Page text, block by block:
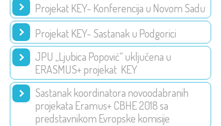
Projekat KEY- Konferencija u Novom Sadu
Projekat KEY- Sastanak u Podgorici
JPU „Ljubica Popović“ uključena u
ERASMUS+ projekat KEY
Sastanak koordinatora novoodabranih
projekata Eramus+ CBHE 2018 sa
predstavnikom Evropske komisije